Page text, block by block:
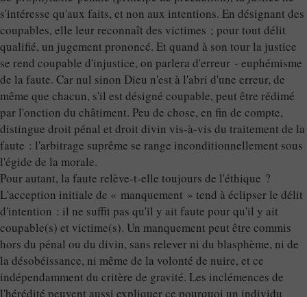
s'intéresse qu'aux faits, et non aux intentions. En désignant des
coupables, elle leur reconnaît des victimes ; pour tout délit
qualifié, un jugement prononcé. Et quand à son tour la justice
se rend coupable d'injustice, on parlera d'erreur - euphémisme
de la faute. Car nul sinon Dieu n'est à l'abri d'une erreur, de
même que chacun, s'il est désigné coupable, peut être rédimé
par l'onction du châtiment. Peu de chose, en fin de compte,
distingue droit pénal et droit divin vis-à-vis du traitement de la
faute : l'arbitrage suprême se range inconditionnellement sous
l'égide de la morale.
Pour autant, la faute relève-t-elle toujours de l'éthique ?
L'acception initiale de « manquement » tend à éclipser le délit
d'intention : il ne suffit pas qu'il y ait faute pour qu'il y ait
coupable(s) et victime(s). Un manquement peut être commis
hors du pénal ou du divin, sans relever ni du blasphème, ni de
la désobéissance, ni même de la volonté de nuire, et ce
indépendamment du critère de gravité. Les inclémences de
l'hérédité peuvent aussi expliquer ce pourquoi un individu